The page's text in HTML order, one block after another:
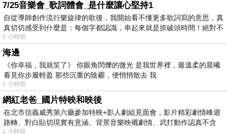
7/25音樂會_歌詞體會_是什麼讓心堅持1
自從導師創作流行樂旋律的歌後，我開始看不懂更多歌詞寫的意思，真
真切切感受到什麼是：每個字都認識，串起來就是抓破頭時間！絕對不
1 小時前
海邊
《你幸福，我就笑了》 你眼角閃爍的微光 是我世界裡，最溫柔的晨曦
看見你步履輕盈 那些沉重的陰霾，便悄悄散去 我
1 小時前
網紅老爸_國片特映和映後
在北市信義威秀第六廳參加特映+影人劇組見面會，影片精彩劇情峰迴
路轉、對白貼切現實有意涵、背景音樂映襯劇情、武打動作認真不含
2 小時前